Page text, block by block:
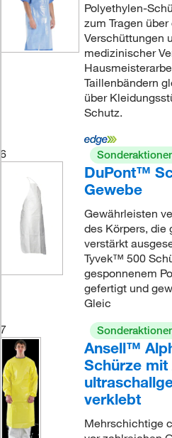
Polyethylen-
zum Tragen
Verschüttungen
medizinischer
Taillenbändern
über
Schutz.
6
DuPont™
Gewebe
Gewährleisten
des Körpers, die
verstärkt
Tyvek™ 500
gesponnenem
gefertigt und
Gleic
7
Ansell™
Schürze mit
verklebt
Mehrschichtige